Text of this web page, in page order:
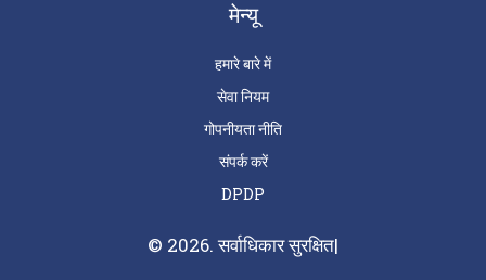
मेन्यू
हमारे बारे में
सेवा नियम
गोपनीयता नीति
संपर्क करें
DPDP
© 2026. सर्वाधिकार सुरक्षित|